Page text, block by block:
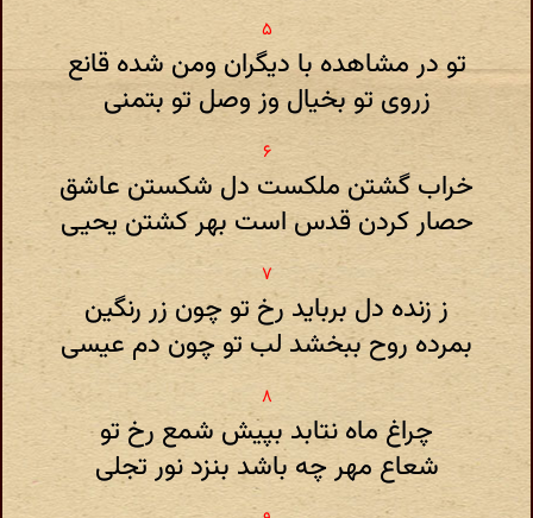
تو در مشاهده با دیگران ومن شده قانع
زروی تو بخیال وز وصل تو بتمنی
خراب گشتن ملکست دل شکستن عاشق
حصار کردن قدس است بهر کشتن یحیی
ز زنده دل برباید رخ تو چون زر رنگین
بمرده روح ببخشد لب تو چون دم عیسی
چراغ ماه نتابد بپیش شمع رخ تو
شعاع مهر چه باشد بنزد نور تجلی